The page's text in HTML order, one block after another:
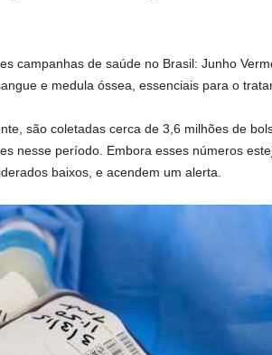
campanhas de saúde no Brasil: Junho
e medula óssea, essenciais para o
são coletadas cerca de 3,6 milhões de
nesse período. Embora esses números
baixos, e acendem um alerta.